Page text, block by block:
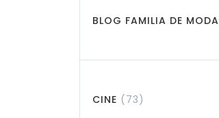
BLOG FAMILIA DE MODA
CINE (73)